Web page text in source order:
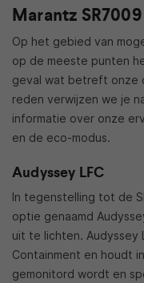
Marantz
Op het gebied van
op de meeste punten
geval wat betreft onze
reden verwijzen we je
informatie over onze
en de eco-modus.
Audyssey LFC
In tegenstelling tot de
optie genaamd
uit te lichten. Audyssey
Containment en houdt
gemonitord wordt en